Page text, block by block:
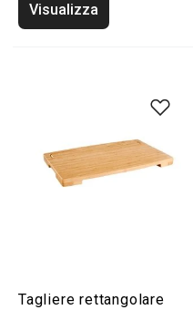
Visualizza
Tagliere rettangolare